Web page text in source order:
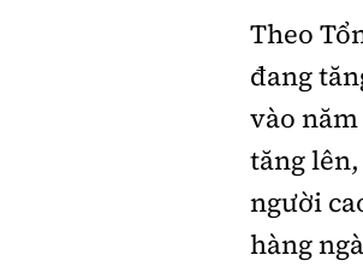
Theo
đang
vào
tăng
người
hàng